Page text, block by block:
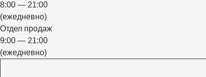
8:00 — 21:00
(ежедневно)
Отдел продаж
9:00 — 21:00
(ежедневно)